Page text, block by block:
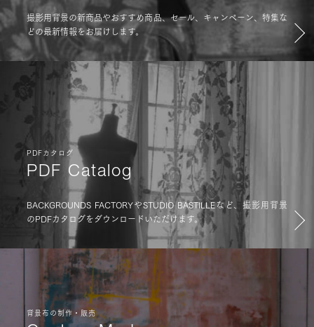
撮影用背景の新商品やおすすめ商品、セール、キャンペーン、特集な
どの最新情報をお届けします。
PDFカタログ
PDF Catalog
BACKGROUNDS FACTORYやSTUDIO BASTILLEなど、撮影用背景
のPDFカタログをダウンロードいただけます。
背景布の制作・販売